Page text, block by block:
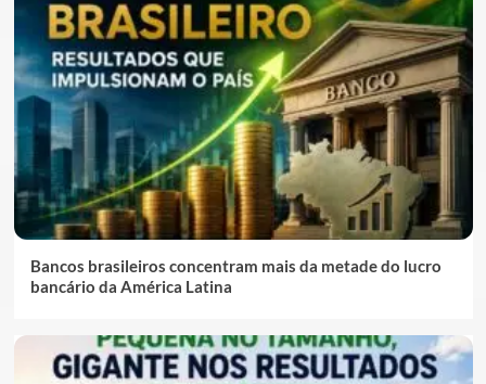
Bancos brasileiros concentram mais da metade do lucro
bancário da América Latina